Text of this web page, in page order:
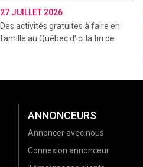
27 JUILLET 2026
Des activités gratuites à faire en
famille au Québec d’ici la fin de
ANNONCEURS
Annoncer avec nous
Connexion annonceur